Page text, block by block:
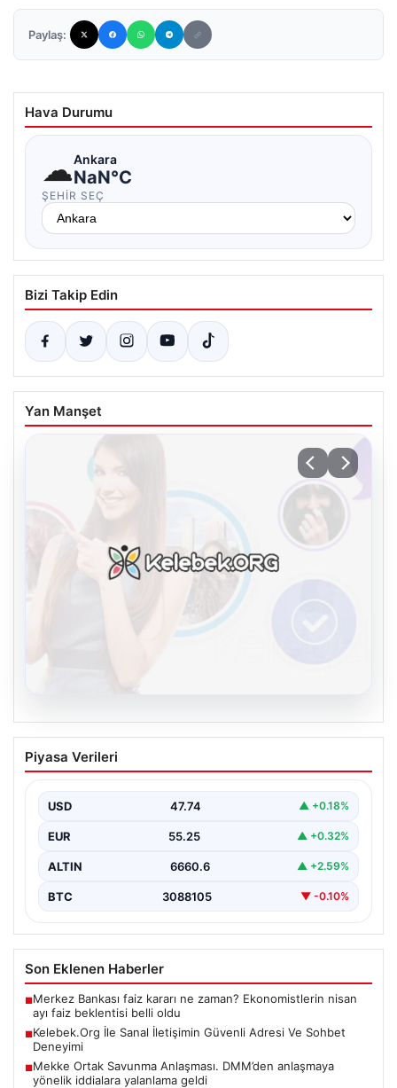
Paylaş:
Hava Durumu
☁Ankara
NaN°C
ŞEHIR SEÇ
Bizi Takip Edin
Yan Manşet
Kelebek.Org İle Sanal İletişimin Güvenli
Adresi Ve Sohbet Deneyimi
kurması kritik bir değer ifade etmektedir. Halen…
Piyasa Verileri
USD 47.74 ▲ +0.18%
EUR 55.25 ▲ +0.32%
ALTIN 6660.6 ▲ +2.59%
BTC 3088105 ▼ -0.10%
Son Eklenen Haberler
■Merkez Bankası faiz kararı ne zaman? Ekonomistlerin nisan
ayı faiz beklentisi belli oldu
■Kelebek.Org İle Sanal İletişimin Güvenli Adresi Ve Sohbet
Deneyimi
■Mekke Ortak Savunma Anlaşması. DMM’den anlaşmaya
yönelik iddialara yalanlama geldi